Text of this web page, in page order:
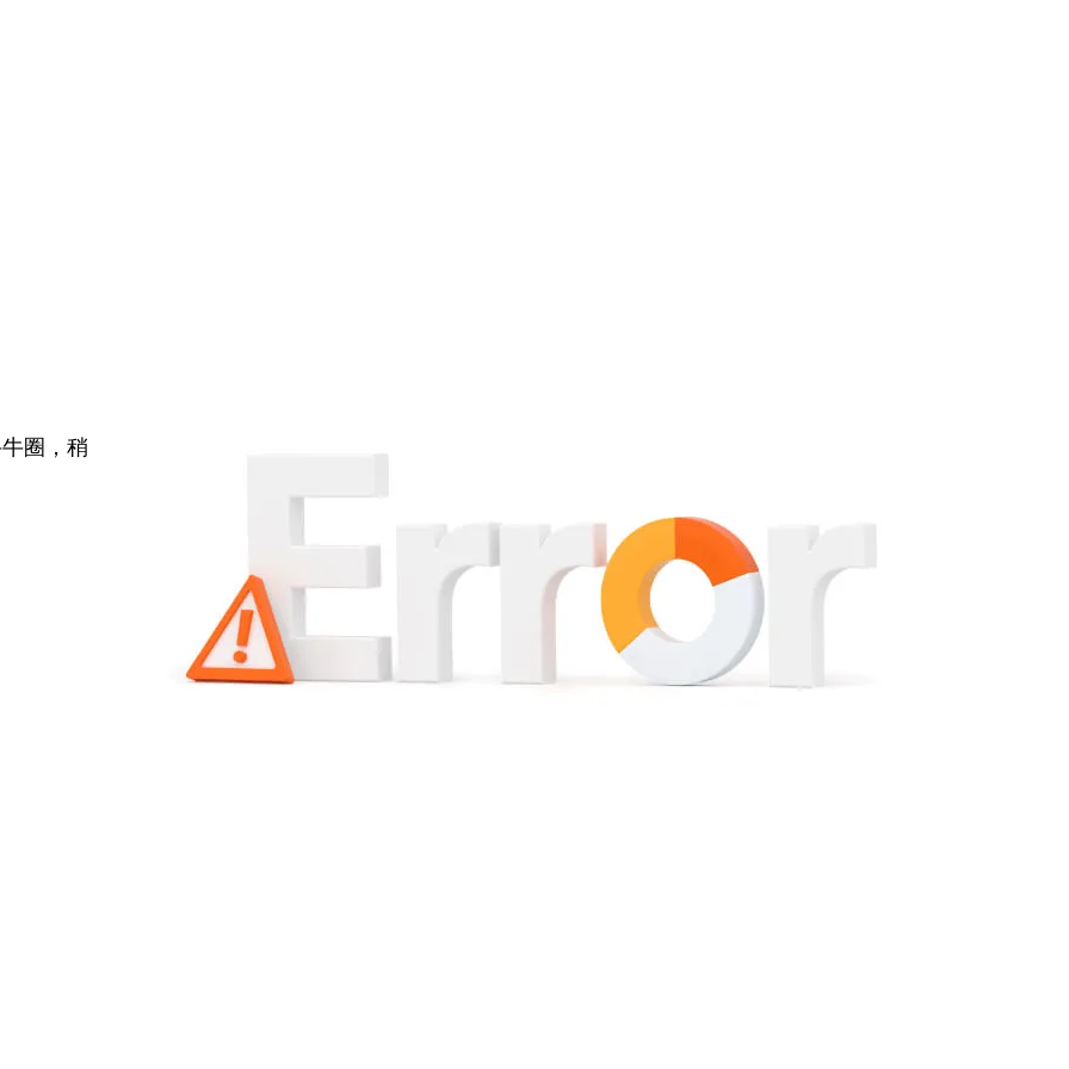
圈，稍